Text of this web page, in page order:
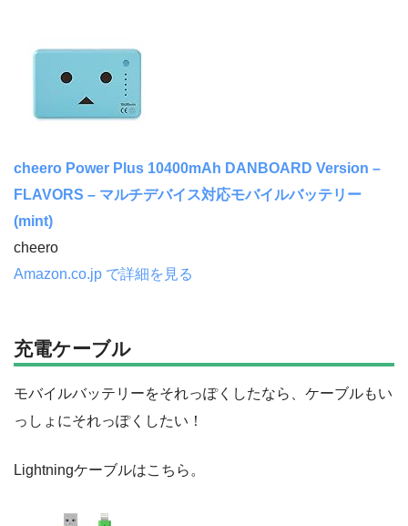
cheero Power Plus 10400mAh DANBOARD Version –
FLAVORS – マルチデバイス対応モバイルバッテリー
(mint)
cheero
Amazon.co.jp で詳細を見る
充電ケーブル
モバイルバッテリーをそれっぽくしたなら、ケーブルもい
っしょにそれっぽくしたい！
Lightningケーブルはこちら。